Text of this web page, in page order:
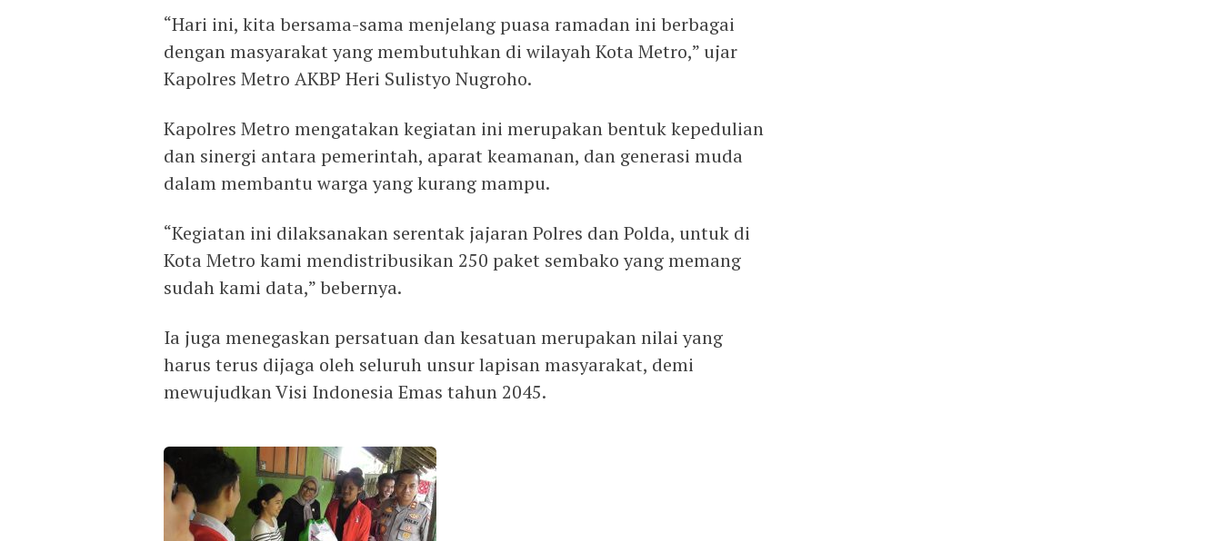
“Hari ini, kita bersama-sama menjelang puasa ramadan ini berbagai
dengan masyarakat yang membutuhkan di wilayah Kota Metro,” ujar
Kapolres Metro AKBP Heri Sulistyo Nugroho.
Kapolres Metro mengatakan kegiatan ini merupakan bentuk kepedulian
dan sinergi antara pemerintah, aparat keamanan, dan generasi muda
dalam membantu warga yang kurang mampu.
“Kegiatan ini dilaksanakan serentak jajaran Polres dan Polda, untuk di
Kota Metro kami mendistribusikan 250 paket sembako yang memang
sudah kami data,” bebernya.
Ia juga menegaskan persatuan dan kesatuan merupakan nilai yang
harus terus dijaga oleh seluruh unsur lapisan masyarakat, demi
mewujudkan Visi Indonesia Emas tahun 2045.